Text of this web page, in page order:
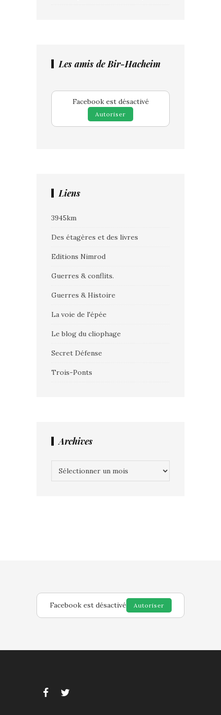
Les amis de Bir-Hacheim
Facebook est désactivé
Autoriser
Liens
3945km
Des étagères et des livres
Editions Nimrod
Guerres & conflits.
Guerres & Histoire
La voie de l'épée
Le blog du cliophage
Secret Défense
Trois-Ponts
Archives
Facebook est désactivé Autoriser